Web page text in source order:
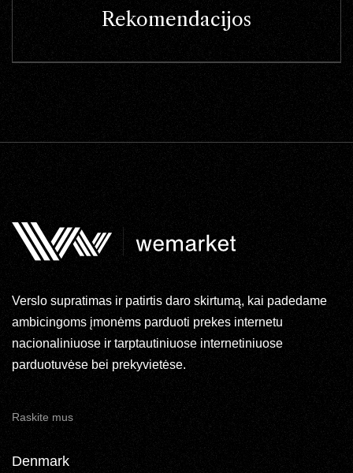
Rekomendacijos
Verslo supratimas ir patirtis daro skirtumą, kai padedame
ambicingoms įmonėms parduoti prekes internetu
nacionaliniuose ir tarptautiniuose internetiniuose
parduotuvėse bei prekyvietėse.
Raskite mus
Denmark